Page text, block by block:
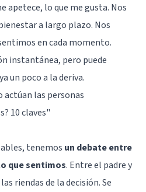
apetece, lo que me gusta. Nos
a largo plazo. Nos
en cada momento.
instantánea, pero puede
un poco a la deriva.
actúan las personas
10 claves"
tenemos un debate entre
que sentimos. Entre el padre y
riendas de la decisión. Se